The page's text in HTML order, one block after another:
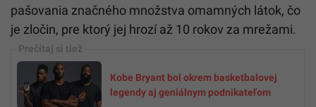
pašovania značného množstva omamných látok, čo
je zločin, pre ktorý jej hrozí až 10 rokov za mrežami.
Kobe Bryant bol okrem basketbalovej
legendy aj geniálnym podnikateľom